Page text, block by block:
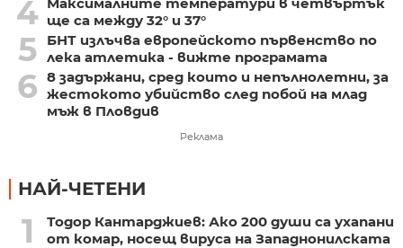
4 ще са между 32° и 37°
5
БНТ излъчва европейското първенство по
лека атлетика - вижте програмата
6 8 задържани, сред които и непълнолетни, за
жестокото убийство след побой на млад
мъж в Пловдив
Реклама
НАЙ-ЧЕТЕНИ
1
Тодор Кантарджиев: Ако 200 души са ухапани
от комар, носещ вируса на Западнонилската